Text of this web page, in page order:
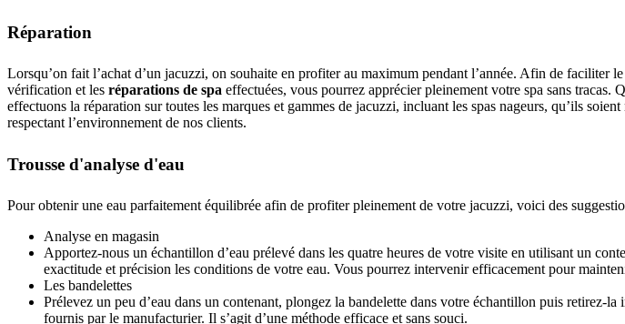
Réparation
Lorsqu’on fait l’achat d’un jacuzzi, on souhaite en profiter au maximum pendant l’année. Afin de
vérification et les réparations de spa effectuées, vous pourrez apprécier pleinement votre spa sans
effectuons la réparation sur toutes les marques et gammes de jacuzzi, incluant les spas nageurs, qu’ils
respectant l’environnement de nos clients.
Trousse d'analyse d'eau
Pour obtenir une eau parfaitement équilibrée afin de profiter pleinement de votre jacuzzi, voici des
Analyse en magasin
Apportez-nous un échantillon d’eau prélevé dans les quatre heures de votre visite en utilisant un
exactitude et précision les conditions de votre eau. Vous pourrez intervenir efficacement pour
Les bandelettes
Prélevez un peu d’eau dans un contenant, plongez la bandelette dans votre échantillon puis retirez-
fournis par le manufacturier. Il s’agit d’une méthode efficace et sans souci.